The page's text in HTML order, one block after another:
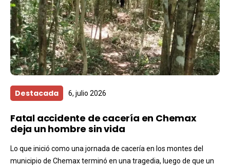
Destacada 6, julio 2026
Fatal accidente de cacería en Chemax
deja un hombre sin vida
Lo que inició como una jornada de cacería en los montes del
municipio de Chemax terminó en una tragedia, luego de que un